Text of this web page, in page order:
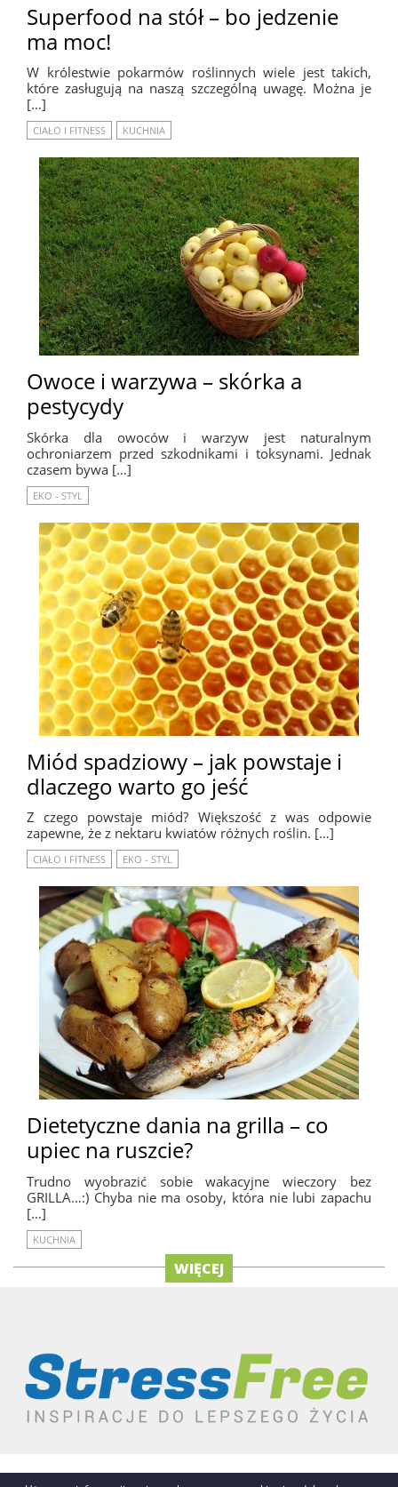
Superfood na stół – bo jedzenie
ma moc!
W królestwie pokarmów roślinnych wiele jest takich,
które zasługują na naszą szczególną uwagę. Można je
[…]
CIAŁO I FITNESS KUCHNIA
Owoce i warzywa – skórka a
pestycydy
Skórka dla owoców i warzyw jest naturalnym
ochroniarzem przed szkodnikami i toksynami. Jednak
czasem bywa […]
EKO - STYL
Miód spadziowy – jak powstaje i
dlaczego warto go jeść
Z czego powstaje miód? Większość z was odpowie
zapewne, że z nektaru kwiatów różnych roślin. […]
CIAŁO I FITNESS EKO - STYL
Dietetyczne dania na grilla – co
upiec na ruszcie?
Trudno wyobrazić sobie wakacyjne wieczory bez
GRILLA…:) Chyba nie ma osoby, która nie lubi zapachu
[…]
KUCHNIA
WIĘCEJ